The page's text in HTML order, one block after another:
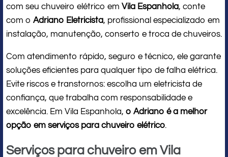
com seu chuveiro elétrico em Vila Espanhola, conte
com o Adriano Eletricista, profissional especializado em
instalação, manutenção, conserto e troca de chuveiros.
Com atendimento rápido, seguro e técnico, ele garante
soluções eficientes para qualquer tipo de falha elétrica.
Evite riscos e transtornos: escolha um eletricista de
confiança, que trabalha com responsabilidade e
excelência. Em Vila Espanhola, o Adriano é a melhor
opção em serviços para chuveiro elétrico.
Serviços para chuveiro em Vila